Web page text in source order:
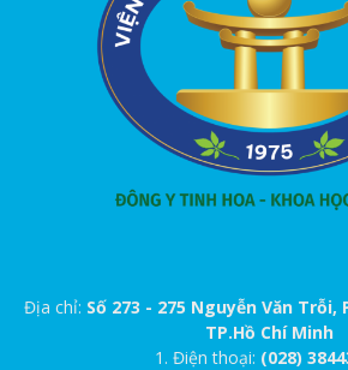
Địa chỉ: Số 273 - 275 Nguyễn Văn
TP.Hồ Chí Minh
1. Điện thoại: (028)